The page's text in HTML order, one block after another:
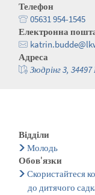
Телефон
05631 954-1545
Електронна
Адреса
Зюдрінг 3,
Відділи
Молодь
Обов'язки
Скористайтеся
до дитячого